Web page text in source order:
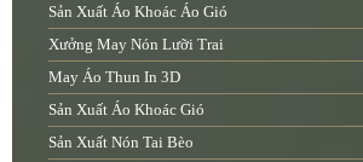
Sản Xuất Áo Khoác Áo Gió
Xưởng May Nón Lưỡi Trai
May Áo Thun In 3D
Sản Xuất Áo Khoác Gió
Sản Xuất Nón Tai Bèo